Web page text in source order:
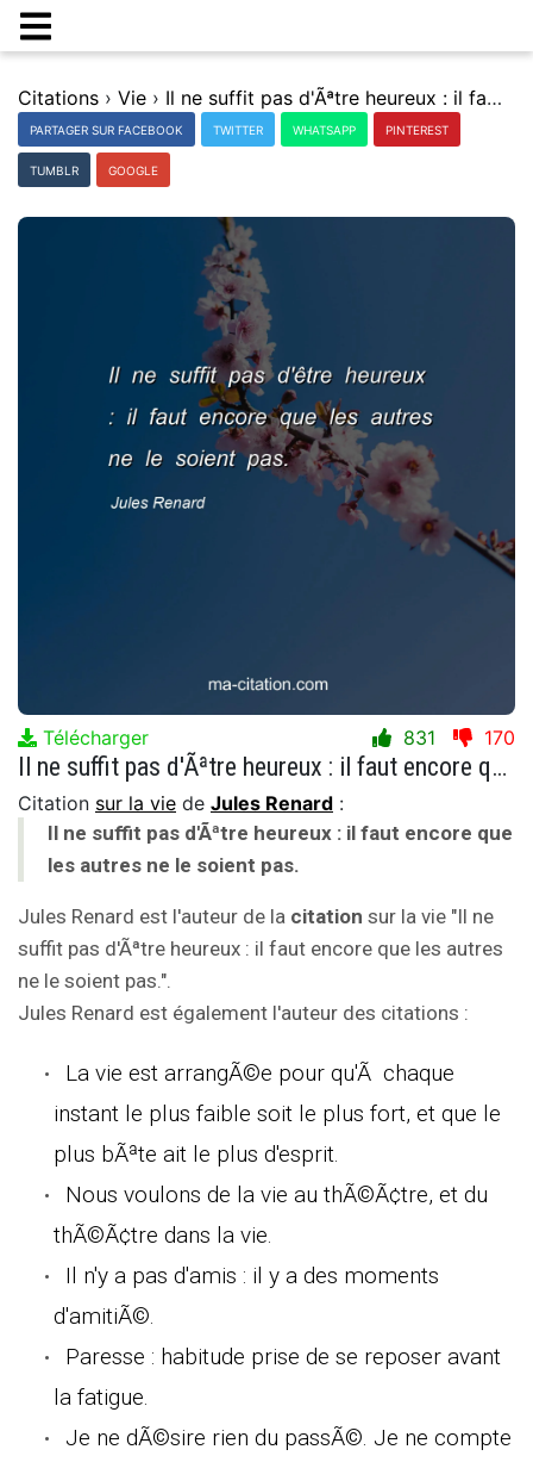
Citations › Vie › Il ne suffit pas d'Ãªtre heureux : il faut encore que les autres ne le soient pas.
PARTAGER SUR FACEBOOK TWITTER WHATSAPP PINTEREST
TUMBLR GOOGLE
Télécharger 831 170
Il ne suffit pas d'Ãªtre heureux : il faut encore que les autres ne le soient pas.
Citation sur la vie de Jules Renard :
Il ne suffit pas d'Ãªtre heureux : il faut encore que
les autres ne le soient pas.
Jules Renard est l'auteur de la citation sur la vie "Il ne
suffit pas d'Ãªtre heureux : il faut encore que les autres
ne le soient pas.".
Jules Renard est également l'auteur des citations :
La vie est arrangÃ©e pour qu'Ã chaque
instant le plus faible soit le plus fort, et que le
plus bÃªte ait le plus d'esprit.
Nous voulons de la vie au thÃ©Ã¢tre, et du
thÃ©Ã¢tre dans la vie.
Il n'y a pas d'amis : il y a des moments
d'amitiÃ©.
Paresse : habitude prise de se reposer avant
la fatigue.
Je ne dÃ©sire rien du passÃ©. Je ne compte